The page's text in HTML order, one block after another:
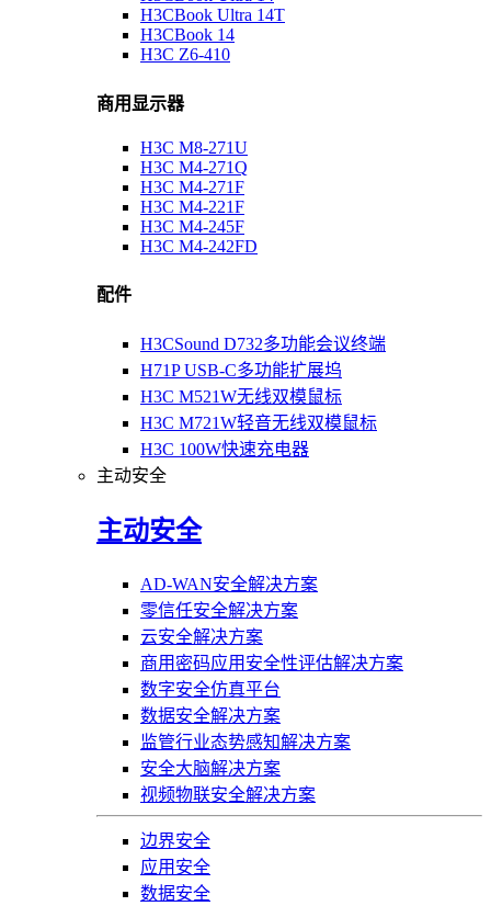
H3CBook Ultra 14T
H3CBook 14
H3C Z6-410
商用显示器
H3C M8-271U
H3C M4-271Q
H3C M4-271F
H3C M4-221F
H3C M4-245F
H3C M4-242FD
配件
H3CSound D732多功能会议终端
H71P USB-C多功能扩展坞
H3C M521W无线双模鼠标
H3C M721W轻音无线双模鼠标
H3C 100W快速充电器
主动安全
主动安全
AD-WAN安全解决方案
零信任安全解决方案
云安全解决方案
商用密码应用安全性评估解决方案
数字安全仿真平台
数据安全解决方案
监管行业态势感知解决方案
安全大脑解决方案
视频物联安全解决方案
边界安全
应用安全
数据安全